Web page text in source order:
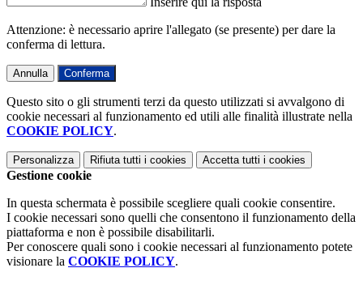
Attenzione: è necessario aprire l'allegato (se presente) per dare la
conferma di lettura.
Annulla Conferma
Questo sito o gli strumenti terzi da questo utilizzati si avvalgono di
cookie necessari al funzionamento ed utili alle finalità illustrate nella
COOKIE POLICY.
Personalizza Rifiuta tutti i cookies Accetta tutti i cookies
Gestione cookie
In questa schermata è possibile scegliere quali cookie consentire.
I cookie necessari sono quelli che consentono il funzionamento della
piattaforma e non è possibile disabilitarli.
Per conoscere quali sono i cookie necessari al funzionamento potete
visionare la COOKIE POLICY.